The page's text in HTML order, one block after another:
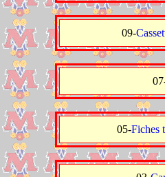
09-
05-Fiches